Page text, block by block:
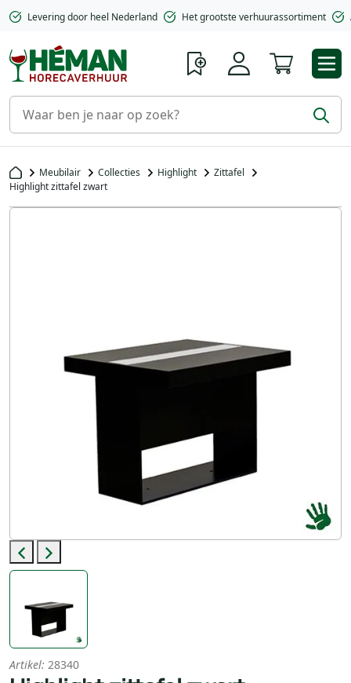
Levering door heel Nederland Het grootste verhuurassortiment
Meubilair Collecties Highlight
Zittafel
Highlight zittafel zwart
Previous
Next
Artikel: 28340